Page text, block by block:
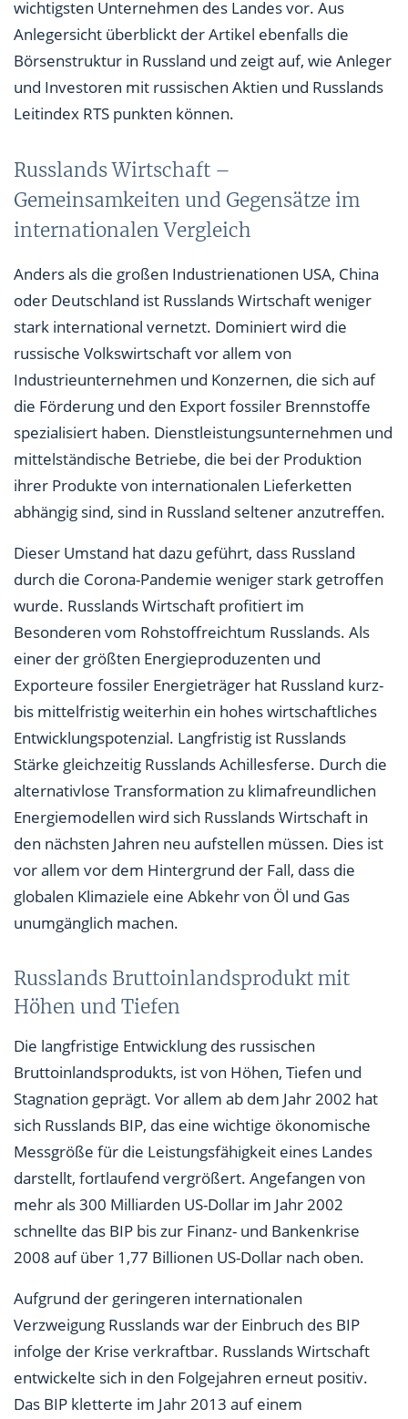
wichtigsten Unternehmen des Landes vor. Aus
Anlegersicht überblickt der Artikel ebenfalls die
Börsenstruktur in Russland und zeigt auf, wie Anleger
und Investoren mit russischen Aktien und Russlands
Leitindex RTS punkten können.
Russlands Wirtschaft –
Gemeinsamkeiten und Gegensätze im
internationalen Vergleich
Anders als die großen Industrienationen USA, China
oder Deutschland ist Russlands Wirtschaft weniger
stark international vernetzt. Dominiert wird die
russische Volkswirtschaft vor allem von
Industrieunternehmen und Konzernen, die sich auf
die Förderung und den Export fossiler Brennstoffe
spezialisiert haben. Dienstleistungsunternehmen und
mittelständische Betriebe, die bei der Produktion
ihrer Produkte von internationalen Lieferketten
abhängig sind, sind in Russland seltener anzutreffen.
Dieser Umstand hat dazu geführt, dass Russland
durch die Corona-Pandemie weniger stark getroffen
wurde. Russlands Wirtschaft profitiert im
Besonderen vom Rohstoffreichtum Russlands. Als
einer der größten Energieproduzenten und
Exporteure fossiler Energieträger hat Russland kurz-
bis mittelfristig weiterhin ein hohes wirtschaftliches
Entwicklungspotenzial. Langfristig ist Russlands
Stärke gleichzeitig Russlands Achillesferse. Durch die
alternativlose Transformation zu klimafreundlichen
Energiemodellen wird sich Russlands Wirtschaft in
den nächsten Jahren neu aufstellen müssen. Dies ist
vor allem vor dem Hintergrund der Fall, dass die
globalen Klimaziele eine Abkehr von Öl und Gas
unumgänglich machen.
Russlands Bruttoinlandsprodukt mit
Höhen und Tiefen
Die langfristige Entwicklung des russischen
Bruttoinlandsprodukts, ist von Höhen, Tiefen und
Stagnation geprägt. Vor allem ab dem Jahr 2002 hat
sich Russlands BIP, das eine wichtige ökonomische
Messgröße für die Leistungsfähigkeit eines Landes
darstellt, fortlaufend vergrößert. Angefangen von
mehr als 300 Milliarden US-Dollar im Jahr 2002
schnellte das BIP bis zur Finanz- und Bankenkrise
2008 auf über 1,77 Billionen US-Dollar nach oben.
Aufgrund der geringeren internationalen
Verzweigung Russlands war der Einbruch des BIP
infolge der Krise verkraftbar. Russlands Wirtschaft
entwickelte sich in den Folgejahren erneut positiv.
Das BIP kletterte im Jahr 2013 auf einem